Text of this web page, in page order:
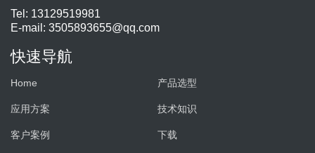
Tel: 13129519981
E-mail: 3505893655@qq.com
快速导航
Home 产品选型
应用方案 技术知识
客户案例 下载